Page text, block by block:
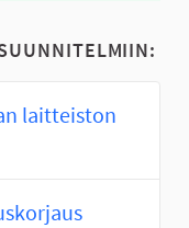
laitteiston